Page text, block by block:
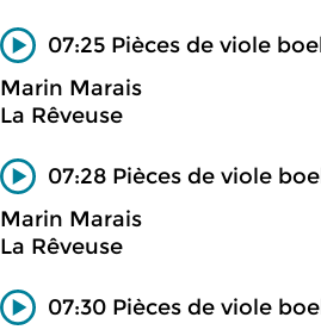
07:25 Pièces de viole
Marin Marais
La Rêveuse
07:28 Pièces de viole
Marin Marais
La Rêveuse
07:30 Pièces de viole